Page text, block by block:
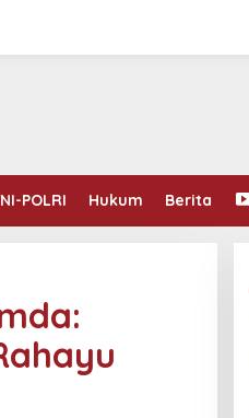
POLRI Hukum Berita